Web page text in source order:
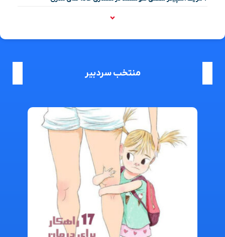
منتخب سردبیر